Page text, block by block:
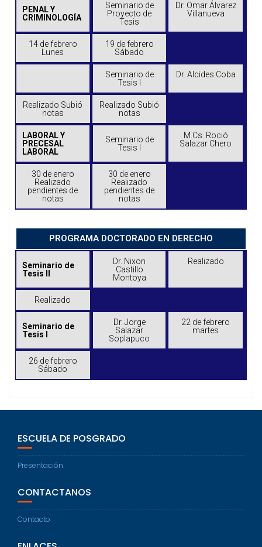
PENAL Y
CRIMINOLOGÍA
Seminario de
Proyecto de
Tesis
Dr. Omar Álvarez
Villanueva
14 de febrero
Lunes
19 de febrero
Sábado
Seminario de
Tesis I
Dr. Alcides Coba
Realizado Subió
notas
Realizado Subió
notas
LABORAL Y
PRECESAL
LABORAL
Seminario de
Tesis I
M.Cs. Roció
Salazar Chero
30 de enero
Realizado
pendientes de
notas
30 de enero
Realizado
pendientes de
notas
PROGRAMA DOCTORADO EN DERECHO
Seminario de
Tesis II
Dr. Nixon
Castillo
Montoya
Realizado
Realizado
Seminario de
Tesis I
Dr. Jorge
Salazar
Soplapuco
22 de febrero
martes
26 de febrero
Sábado
ESCUELA DE POSGRADO
Presentación
CONTACTANOS
Contacto